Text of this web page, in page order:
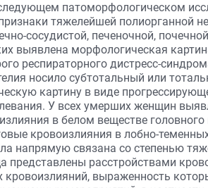
патоморфологическом
тяжелейшей полиорганной
сосудистой, печеночной,
выявлена морфологическая
респираторного дистресс-
носило субтотальный или
картину в виде
У всех умерших женщин
в белом веществе
кровоизлияния в лобно-
напрямую связана со степенью
представлены расстройствами
выраженность